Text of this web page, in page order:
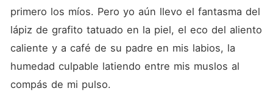
primero los míos. Pero yo aún llevo el fantasma del
lápiz de grafito tatuado en la piel, el eco del aliento
caliente y a café de su padre en mis labios, la
humedad culpable latiendo entre mis muslos al
compás de mi pulso.